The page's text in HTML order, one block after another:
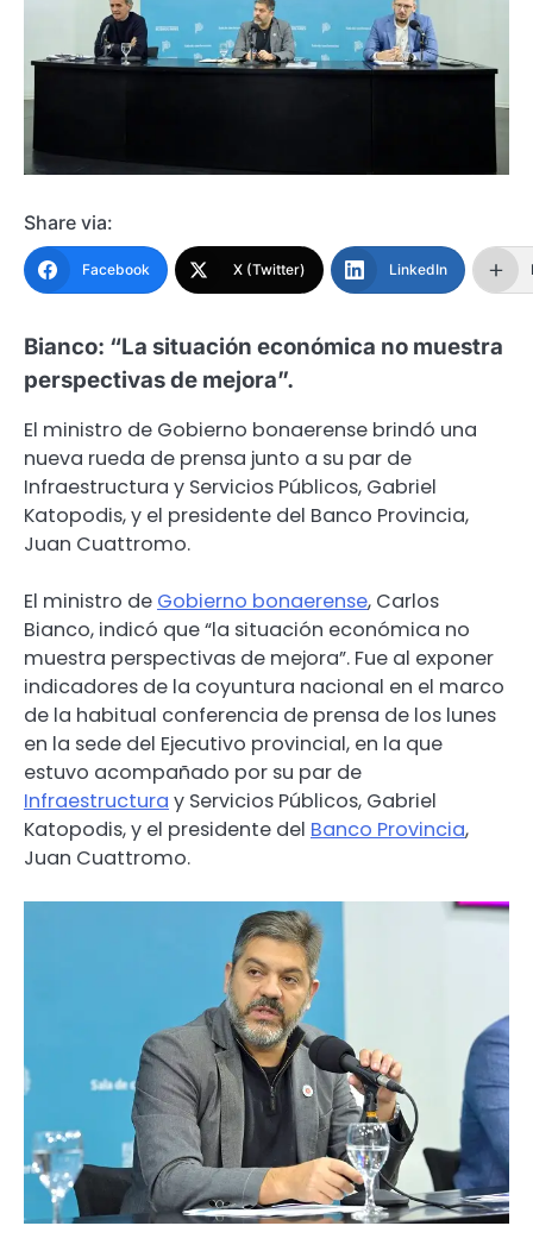
Share via:
Facebook X (Twitter) LinkedIn
Bianco: “La situación económica no muestra
perspectivas de mejora”.
El ministro de Gobierno bonaerense brindó una
nueva rueda de prensa junto a su par de
Infraestructura y Servicios Públicos, Gabriel
Katopodis, y el presidente del Banco Provincia,
Juan Cuattromo.
El ministro de Gobierno bonaerense, Carlos
Bianco, indicó que “la situación económica no
muestra perspectivas de mejora”. Fue al exponer
indicadores de la coyuntura nacional en el marco
de la habitual conferencia de prensa de los lunes
en la sede del Ejecutivo provincial, en la que
estuvo acompañado por su par de
Infraestructura y Servicios Públicos, Gabriel
Katopodis, y el presidente del Banco Provincia,
Juan Cuattromo.